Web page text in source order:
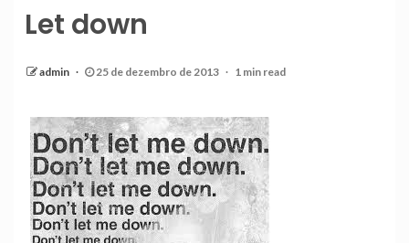
Let down
admin 25 de dezembro de 2013 1 min read